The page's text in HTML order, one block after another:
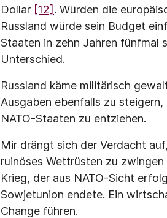
Dollar [12] . Würden die
Russland würde sein Budget
Staaten in zehn Jahren fünfmal
Unterschied.
Russland käme militärisch
Ausgaben ebenfalls zu
NATO-Staaten zu entziehen.
Mir drängt sich der Verdacht
ruinöses Wettrüsten zu
Krieg, der aus NATO-Sicht
Sowjetunion endete. Ein
Change führen.